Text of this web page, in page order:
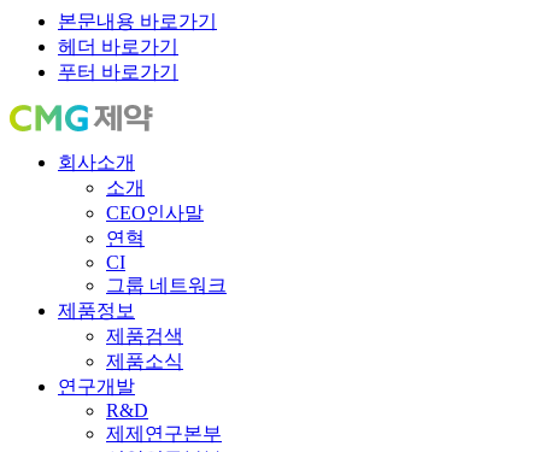
본문내용 바로가기
헤더 바로가기
푸터 바로가기
회사소개
소개
CEO인사말
연혁
CI
그룹 네트워크
제품정보
제품검색
제품소식
연구개발
R&D
제제연구본부